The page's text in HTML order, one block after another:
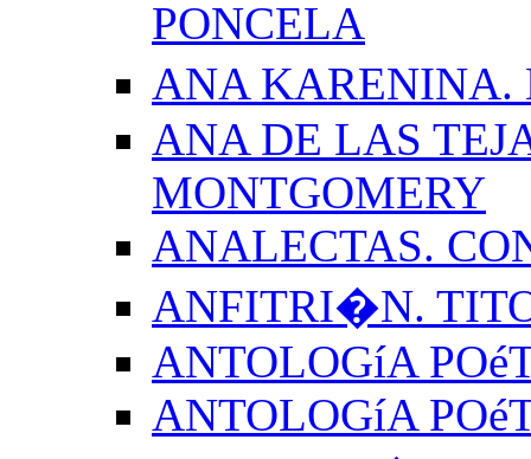
PONCELA
ANA
ANA DE LAS
MONTGOMERY
ANALECTAS.
ANFITRI�N.
ANTOLOGíA
ANTOLOGíA